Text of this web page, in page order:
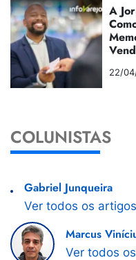
A
22/
COLUNISTAS
Gabriel Junqueira
Ver todos os artigos
Marcus
Ver todos